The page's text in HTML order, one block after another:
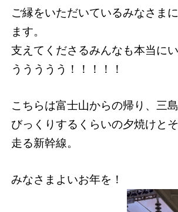
ご縁をいただいているみなさま
ます。
支えてくださるみんなも本当に
ううううう！！！！！
こちらは富士山からの帰り、三
びっくりするくらいの夕焼けと
走る新幹線。
みなさまよいお年を！